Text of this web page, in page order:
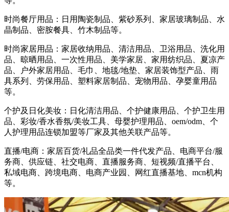
时尚餐厅用品：日用陶瓷制品、紫砂系列、家居玻璃制品、水
晶制品、密胺餐具、竹木制品等。
时尚家居用品：家居收纳用品、清洁用品、卫浴用品、洗化用
品、晾晒用品、一次性用品、美学家居、家用纺织品、夏凉产
品、户外家居用品、毛巾、地毯/地垫、家居装饰型产品、雨
具系列、劳保用品、塑料家居制品、宠物用品、孕婴童用品
等。
个护及日化美妆：日化清洁用品、个护健康用品、个护卫生用
品、彩妆/香水香氛/美妆工具、母婴护理用品、oem/odm、个
人护理用品连锁加盟等厂家及其他关联产品等。
直播/电商：家居百货/礼品全品类一件代发产品、电商平台/服
务商、供应链、社交电商、直播服务商、短视频/直播平台、
私域电商、跨境电商、电商产业园、网红直播基地、mcn机构
等。